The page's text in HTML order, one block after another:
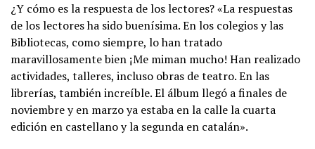
¿Y cómo es la respuesta de los lectores? «La respuestas
de los lectores ha sido buenísima. En los colegios y las
Bibliotecas, como siempre, lo han tratado
maravillosamente bien ¡Me miman mucho! Han realizado
actividades, talleres, incluso obras de teatro. En las
librerías, también increíble. El álbum llegó a finales de
noviembre y en marzo ya estaba en la calle la cuarta
edición en castellano y la segunda en catalán».